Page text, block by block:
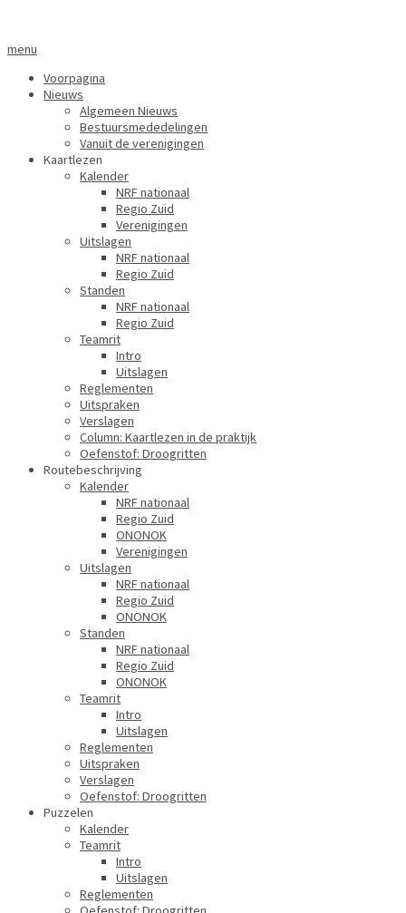
menu
Voorpagina
Nieuws
Algemeen Nieuws
Bestuursmededelingen
Vanuit de verenigingen
Kaartlezen
Kalender
NRF nationaal
Regio Zuid
Verenigingen
Uitslagen
NRF nationaal
Regio Zuid
Standen
NRF nationaal
Regio Zuid
Teamrit
Intro
Uitslagen
Reglementen
Uitspraken
Verslagen
Column: Kaartlezen in de praktijk
Oefenstof: Droogritten
Routebeschrijving
Kalender
NRF nationaal
Regio Zuid
ONONOK
Verenigingen
Uitslagen
NRF nationaal
Regio Zuid
ONONOK
Standen
NRF nationaal
Regio Zuid
ONONOK
Teamrit
Intro
Uitslagen
Reglementen
Uitspraken
Verslagen
Oefenstof: Droogritten
Puzzelen
Kalender
Teamrit
Intro
Uitslagen
Reglementen